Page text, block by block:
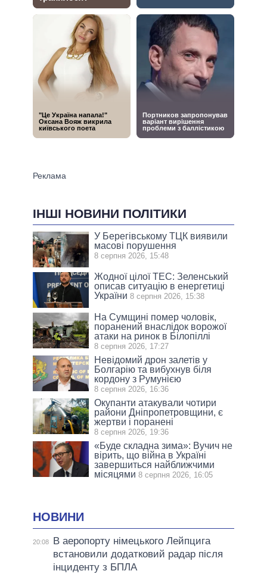
ІНШІ НОВИНИ ПОЛІТИКИ
У Берегівському ТЦК виявили
масові порушення
8 серпня 2026, 15:48
Жодної цілої ТЕС: Зеленський
описав ситуацію в енергетиці
України 8 серпня 2026, 15:38
На Сумщині помер чоловік,
поранений внаслідок ворожої
атаки на ринок в Білопіллі
8 серпня 2026, 17:27
Невідомий дрон залетів у
Болгарію та вибухнув біля
кордону з Румунією
8 серпня 2026, 16:36
Окупанти атакували чотири
райони Дніпропетровщини, є
жертви і поранені
8 серпня 2026, 19:36
«Буде складна зима»: Вучич не
вірить, що війна в Україні
завершиться найближчими
місяцями 8 серпня 2026, 16:05
НОВИНИ
20:08
В аеропорту німецького Лейпцига
встановили додатковий радар після
інциденту з БПЛА